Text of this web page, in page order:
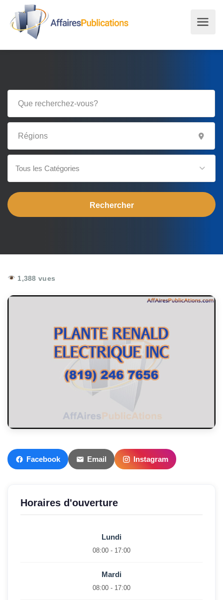
Tous les Catégories
1,388 vues
Facebook Email Instagram
Horaires d'ouverture
Lundi
08:00 - 17:00
Mardi
08:00 - 17:00